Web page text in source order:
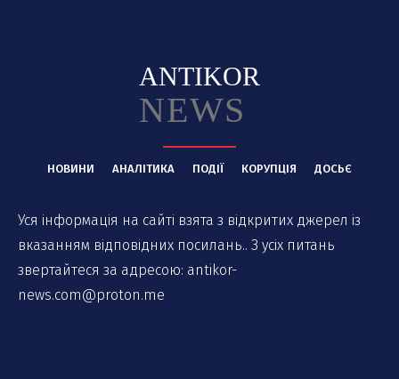
ANTIKOR
NEWS
НОВИНИ АНАЛІТИКА ПОДІЇ КОРУПЦІЯ ДОСЬЄ
Уся інформація на сайті взята з відкритих джерел із
вказанням відповідних посилань.. З усіх питань
звертайтеся за адресою: antikor-
news.com@proton.me